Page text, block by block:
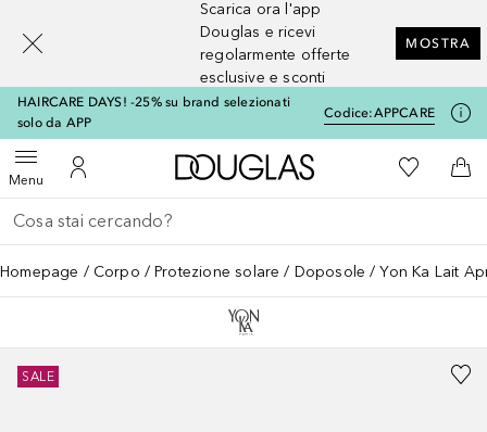
Scarica ora l'app
Douglas e ricevi
regolarmente offerte
esclusive e sconti
MOSTRA
HAIRCARE DAYS! -25% su brand selezionati
solo da APP
Codice:APPCARE
MenuApri menuAl Mio Account
A Douglas HomeAlla Mia
Al
Torna indietro
Esegui ricerca
Homepage Corpo Protezione solare Doposole Yon Ka Lait
SALE
[navigation.slideout.screenreader]